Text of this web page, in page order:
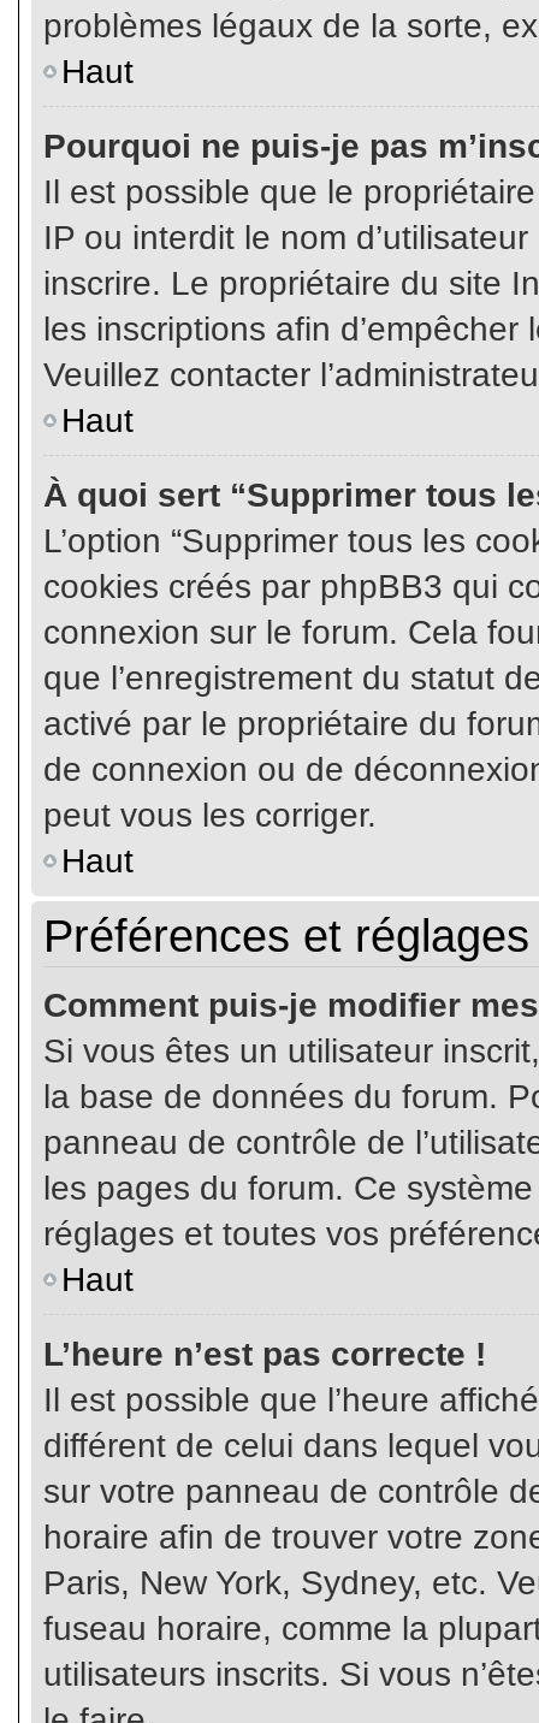
problèmes légaux de la sorte,
Haut
Pourquoi ne puis-je pas
Il est possible que le
IP ou interdit le nom
inscrire. Le propriétaire du site
les inscriptions afin d’empêcher
Veuillez contacter
Haut
À quoi sert “Supprimer tous
L’option “Supprimer tous les
cookies créés par phpBB3 qui
connexion sur le forum. Cela
que l’enregistrement du statut
activé par le propriétaire du
de connexion ou de
peut vous les corriger.
Haut
Préférences et
Comment puis-je modifier
Si vous êtes un utilisateur
la base de données du forum.
panneau de contrôle de
les pages du forum. Ce
réglages et toutes vos
Haut
L’heure n’est pas correcte !
Il est possible que l’heure
différent de celui dans lequel
sur votre panneau de contrôle
horaire afin de trouver votre
Paris, New York, Sydney, etc.
fuseau horaire, comme la
utilisateurs inscrits. Si vous